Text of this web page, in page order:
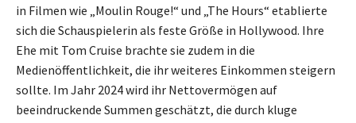
in Filmen wie „Moulin Rouge!“ und „The Hours“ etablierte
sich die Schauspielerin als feste Größe in Hollywood. Ihre
Ehe mit Tom Cruise brachte sie zudem in die
Medienöffentlichkeit, die ihr weiteres Einkommen steigern
sollte. Im Jahr 2024 wird ihr Nettovermögen auf
beeindruckende Summen geschätzt, die durch kluge